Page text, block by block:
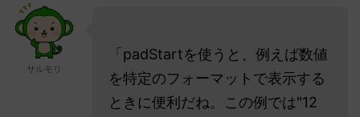
サルモリ
「padStartを使うと、例えば数値
を特定のフォーマットで表示する
ときに便利だね。この例では"12